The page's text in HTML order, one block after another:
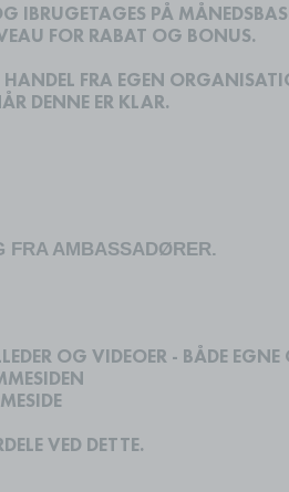
PÅ
FOR RABAT OG BONUS.
FRA EGEN
DENNE ER KLAR.
FRA AMBASSADØRER.
OG VIDEOER - BÅDE
VED DETTE.